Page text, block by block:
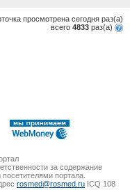
просмотрена сегодня раз(a)
всего 4833 раз(a)
за содержание
портала.
rosmed@rosmed.ru ICQ 108